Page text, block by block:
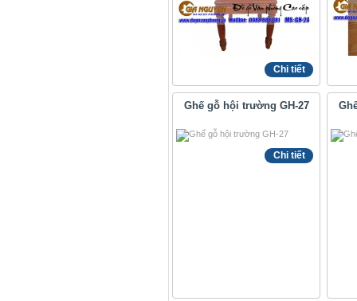
Chi tiết
Ghế gỗ hội trường GH-27
Chi tiết